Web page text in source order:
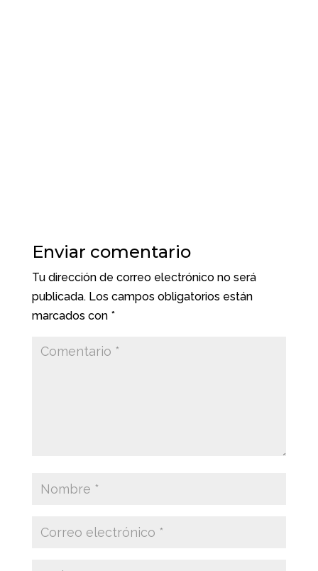
Enviar comentario
Tu dirección de correo electrónico no será
publicada. Los campos obligatorios están
marcados con *